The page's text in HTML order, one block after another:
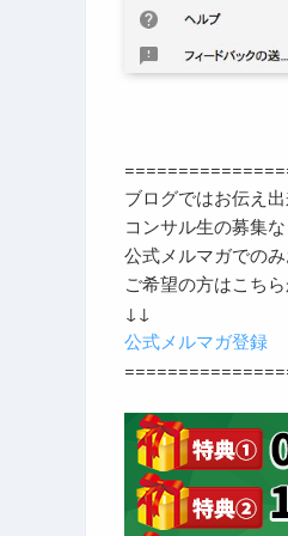
ブログではお伝え出
コンサル生の募集
公式メルマガでのみ
ご希望の方はこち
↓↓
公式メルマガ登録